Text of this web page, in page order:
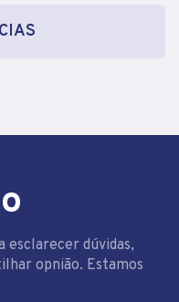
esclarecer dúvidas,
opnião. Estamos